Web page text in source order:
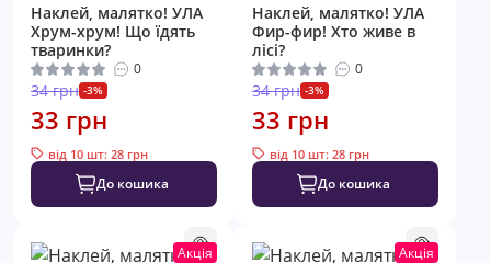
Наклей, малятко! УЛА
Хрум-хрум! Що їдять
тваринки?
0
34 грн -3%
33 грн
від 10 шт: 28 грн
До кошика
Наклей, малятко! УЛА
Фир-фир! Хто живе в
лісі?
0
34 грн -3%
33 грн
від 10 шт: 28 грн
До кошика
Акція Акція